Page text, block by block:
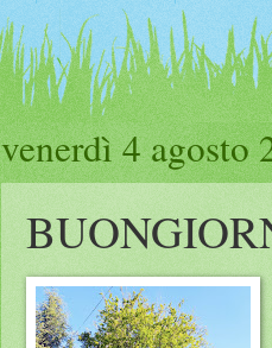
venerdì 4 agosto